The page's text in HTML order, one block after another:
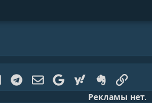
BloggerTelegramЭлектронная почта
GoogleYahoo EvernoteСсылка
Рекламы нет.